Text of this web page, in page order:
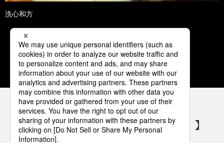
洗心和方
1 2 3 4 5
パナソニックの電気設備 SNSアカウント